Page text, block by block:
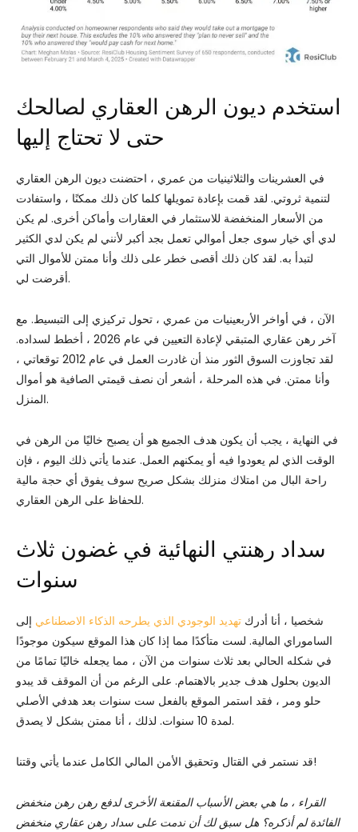
استخدم ديون الرهن العقاري لصالحك
حتى لا تحتاج إليها
في العشرينات والثلاثينيات من عمري ، احتضنت ديون الرهن العقاري
لتنمية ثروتي. لقد قمت بإعادة تمويلها كلما كان ذلك ممكنًا ، واستفادت
من الأسعار المنخفضة للاستثمار في العقارات وأماكن أخرى. لم يكن
لدي أي خيار سوى جعل أموالي تعمل بجد أكبر لأنني لم يكن لدي الكثير
لتبدأ به. لقد كان ذلك أقصى خطر على ذلك وأنا ممتن للأموال التي
أقرضت لي.
الآن ، في أواخر الأربعينيات من عمري ، تحول تركيزي إلى التبسيط. مع
آخر رهن عقاري المتبقي لإعادة التعيين في عام 2026 ، أخطط لسداده.
لقد تجاوزت السوق الثور منذ أن غادرت العمل في عام 2012 توقعاتي ،
وأنا ممتن. في هذه المرحلة ، أشعر أن نصف قيمتي الصافية هو أموال
المنزل.
في النهاية ، يجب أن يكون هدف الجميع هو أن يصبح خاليًا من الرهن في
الوقت الذي لم يعودوا فيه أو يمكنهم العمل. عندما يأتي ذلك اليوم ، فإن
راحة البال من امتلاك منزلك بشكل صريح سوف يفوق أي حجة مالية
للحفاظ على الرهن العقاري.
سداد رهنتي النهائية في غضون ثلاث
سنوات
شخصيا ، أنا أدرك تهديد الوجودي الذي يطرحه الذكاء الاصطناعي إلى
الساموراي المالية. لست متأكدًا مما إذا كان هذا الموقع سيكون موجودًا
في شكله الحالي بعد ثلاث سنوات من الآن ، مما يجعله خاليًا تمامًا من
الديون بحلول هدف جدير بالاهتمام. على الرغم من أن الموقف قد يبدو
حلو ومر ، فقد استمر الموقع بالفعل ست سنوات بعد هدفي الأصلي
لمدة 10 سنوات. لذلك ، أنا ممتن بشكل لا يصدق.
قد نستمر في القتال وتحقيق الأمن المالي الكامل عندما يأتي وقتنا!
القراء ، ما هي بعض الأسباب المقنعة الأخرى لدفع رهن رهن منخفض
الفائدة لم أذكره؟ هل سبق لك أن ندمت على سداد رهن عقاري منخفض